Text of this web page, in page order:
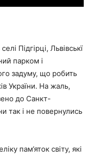
Підгірці, Львівськї
парком і
задуму, що робить
України. На жаль,
до Санкт-
так і не повернулись
пам’яток світу, які